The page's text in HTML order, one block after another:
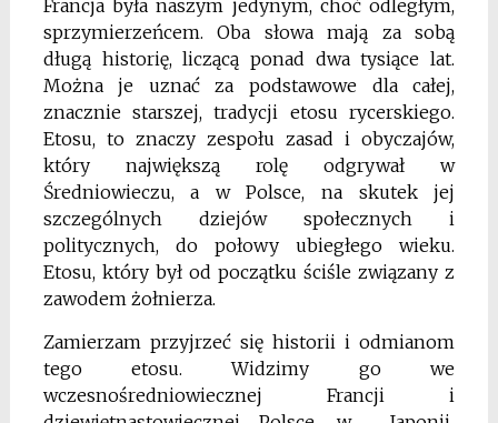
Francja była naszym jedynym, choć odległym,
sprzymierzeńcem.Oba słowa mają za sobą
długą historię, liczącą ponad dwa tysiące lat.
Można je uznać zapodstawowe dla całej,
znacznie starszej, tradycji etosu rycerskiego.
Etosu, to znaczy zespołu zasad i obyczajów,
który największą rolę odgrywał w
Średniowieczu, a w Polsce, na skutek jej
szczególnych dziejów społecznych i
politycznych, do połowy ubiegłego wieku.
Etosu, który był od początku ściśle związany z
zawodem żołnierza.
Zamierzam przyjrzeć się historii i odmianom
tego etosu. Widzimy go we
wczesnośredniowiecznej Francji i